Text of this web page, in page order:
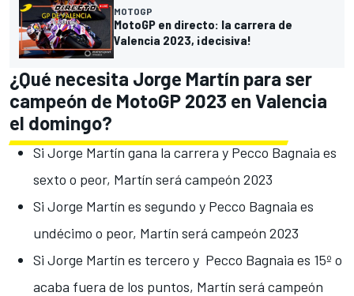
MOTOGP
MotoGP en directo: la carrera de
Valencia 2023, ¡decisiva!
¿Qué necesita Jorge Martín para ser
campeón de MotoGP 2023 en Valencia
el domingo?
Si Jorge Martín gana la carrera y Pecco Bagnaia es
sexto o peor, Martín será campeón 2023
Si Jorge Martín es segundo y Pecco Bagnaia es
undécimo o peor, Martín será campeón 2023
Si Jorge Martín es tercero y Pecco Bagnaia es 15º o
acaba fuera de los puntos, Martín será campeón